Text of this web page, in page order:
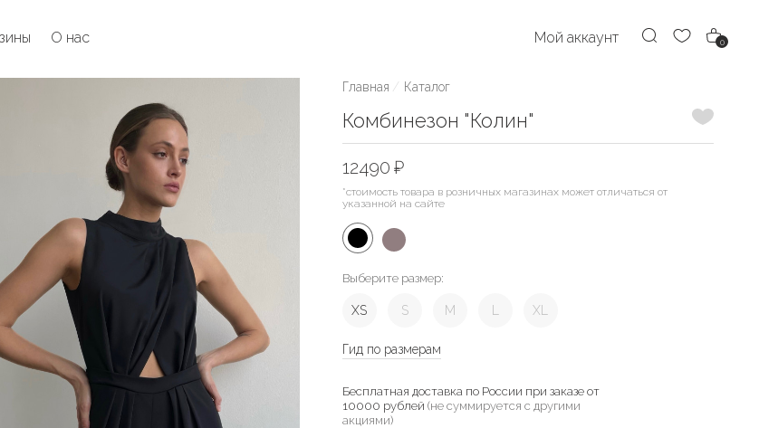
О нас Мой аккаунт 0
Главная Каталог
Комбинезон "Колин"
12490 ₽
*стоимость товара в розничных магазинах может отличаться от
указанной на сайте
Выберите размер:
XS S M L XL
Гид по размерам
Бесплатная доставка по России при заказе от
10000 рублей (не суммируется с другими
акциями)